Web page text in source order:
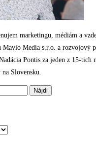
marketingu, médiám a
Mavio Media s.r.o. a rozvojový
Pontis za jeden z 15-tich
Slovensku.